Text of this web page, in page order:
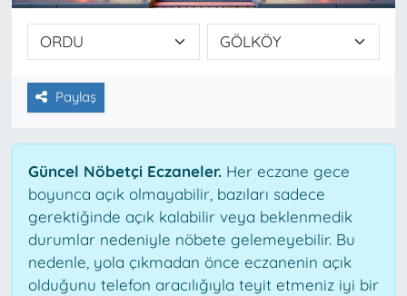
Paylaş
Güncel Nöbetçi Eczaneler.Her eczane gece
boyunca açık olmayabilir, bazıları sadece
gerektiğinde açık kalabilir veya beklenmedik
durumlar nedeniyle nöbete gelemeyebilir. Bu
nedenle, yola çıkmadan önce eczanenin açık
olduğunu telefon aracılığıyla teyit etmeniz iyi bir